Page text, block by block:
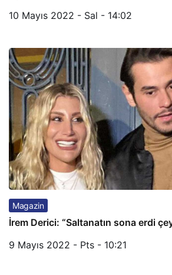
10 Mayıs 2022 - Sal - 14:02
Magazin
İrem Derici: “Saltanatın sona erdi
9 Mayıs 2022 - Pts - 10:21